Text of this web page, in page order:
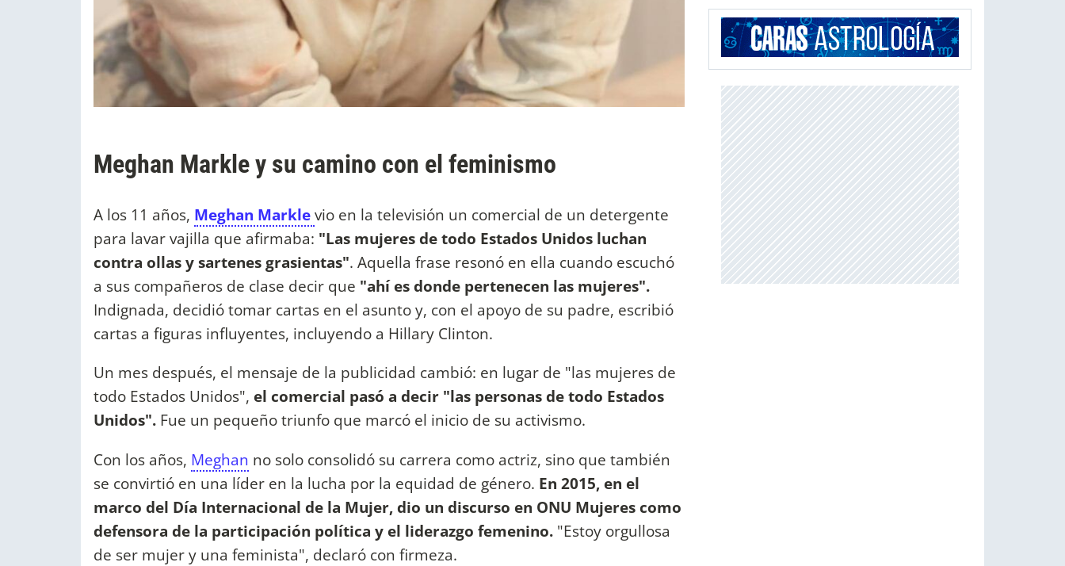
Meghan Markle y su camino con el feminismo
A los 11 años, Meghan Marklevio en la televisión un comercial de un detergente
para lavar vajilla que afirmaba: "Las mujeres de todo Estados Unidos luchan
contra ollas y sartenes grasientas". Aquella frase resonó en ella cuando escuchó
a sus compañeros de clase decir que "ahí es donde pertenecen las mujeres".
Indignada, decidió tomar cartas en el asunto y, con el apoyo de su padre, escribió
cartas a figuras influyentes, incluyendo a Hillary Clinton.
Un mes después, el mensaje de la publicidad cambió: en lugar de "las mujeres de
todo Estados Unidos", el comercial pasó a decir "las personas de todo Estados
Unidos". Fue un pequeño triunfo que marcó el inicio de su activismo.
Con los años, Meghan no solo consolidó su carrera como actriz, sino que también
se convirtió en una líder en la lucha por la equidad de género. En 2015, en el
marco del Día Internacional de la Mujer, dio un discurso en ONU Mujeres como
defensora de la participación política y el liderazgo femenino. "Estoy orgullosa
de ser mujer y una feminista", declaró con firmeza.